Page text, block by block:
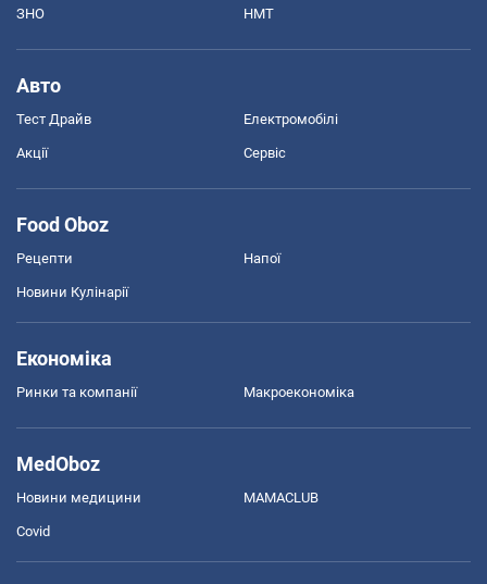
ЗНО НМТ
Авто
Тест Драйв Електромобілі
Акції Сервіс
Food Oboz
Рецепти Напої
Новини Кулінарії
Економіка
Ринки та компанії Макроекономіка
MedOboz
Новини медицини MAMACLUB
Covid